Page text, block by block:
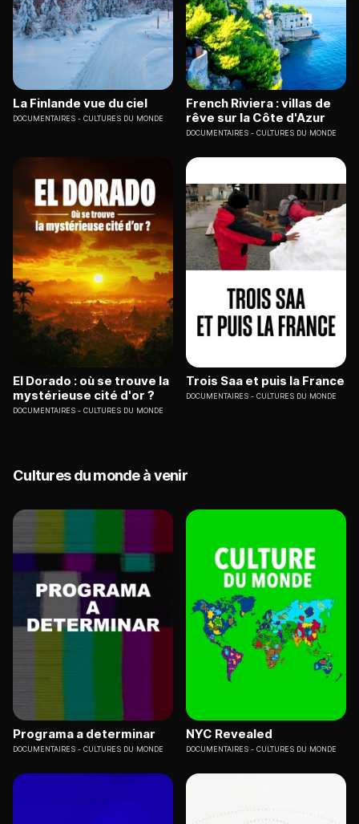
La Finlande vue du ciel
DOCUMENTAIRES CULTURES DU MONDE
French Riviera : villas de
rêve sur la Côte d'Azur
DOCUMENTAIRES CULTURES DU MONDE
El Dorado : où se trouve la
mystérieuse cité d'or ?
DOCUMENTAIRES CULTURES DU MONDE
Trois Saa et puis la France
DOCUMENTAIRES CULTURES DU MONDE
Cultures du monde à venir
Programa a determinar
DOCUMENTAIRES CULTURES DU MONDE
NYC Revealed
DOCUMENTAIRES CULTURES DU MONDE